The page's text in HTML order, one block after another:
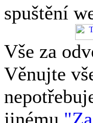
spuštění
Vše za
Věnujte